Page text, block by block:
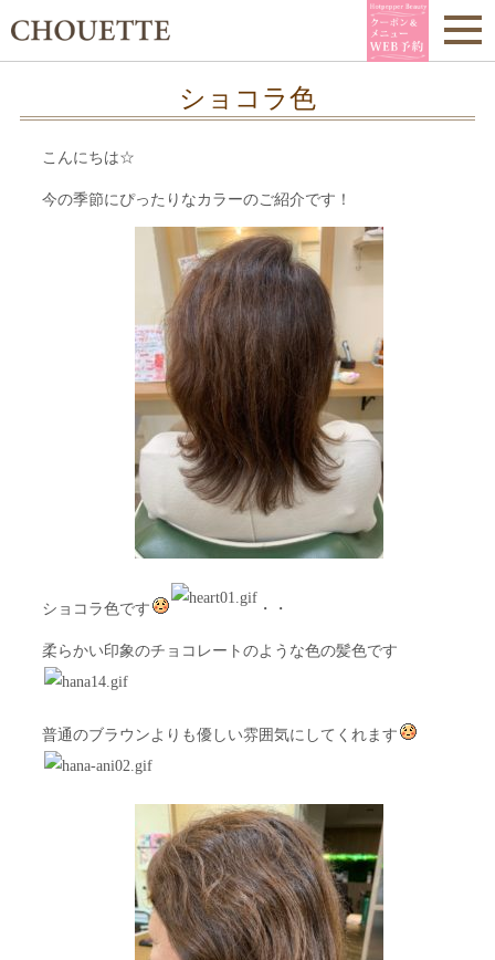
ショコラ色
こんにちは☆
今の季節にぴったりなカラーのご紹介です！
ショコラ色です ・・
柔らかい印象のチョコレートのような色の髪色です
普通のブラウンよりも優しい雰囲気にしてくれます